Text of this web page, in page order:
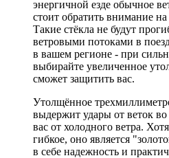
энергичной езде обычное
стоит обратить внимание
Такие стёкла не будут
ветровыми потоками в
в вашем регионе - при
выбирайте увеличенное
сможет защитить вас.
Утолщённое
выдержит удары от веток
вас от холодного ветра.
гибкое, оно является
в себе надежность и